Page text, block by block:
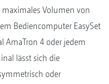
Volumen von
Bediencomputer EasySet
AmaTron 4 oder jedem
lässt sich die
oder